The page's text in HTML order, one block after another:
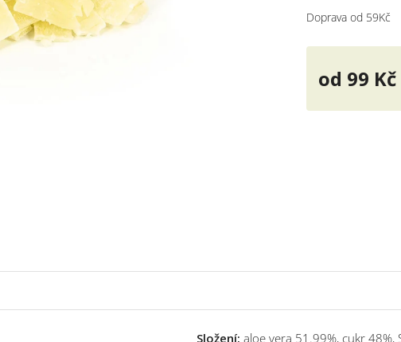
Doprava od 59Kč
od 99 Kč
cena:
Složení: aloe vera 51.99%, cukr 48%,